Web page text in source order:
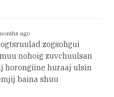
ago
zogsohgui
nohoig zuvchuulsan
horongiine huraaj ulsin
baina shuu